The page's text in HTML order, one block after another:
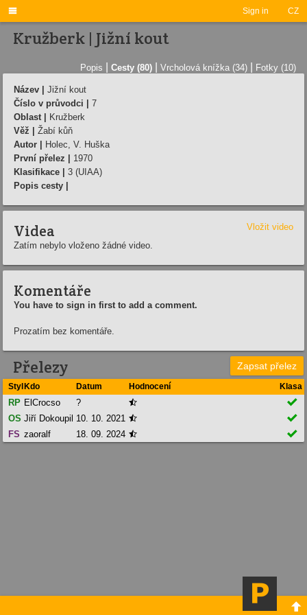
Sign in CZ

Kružberk | Jižní kout
Popis Cesty (80) Vrcholová knížka (34) Fotky (10)
Název |
Jižní kout
Číslo v průvodci |
7
Oblast |
Kružberk
Věž |
Žabí kůň
Autor |
Holec, V. Huška
První přelez |
1970
Klasifikace |
3 (UIAA)
Popis cesty |
Videa
Vložit video
Zatím nebylo vloženo žádné video.
Komentáře
You have to sign in first to add a comment.
Prozatím bez komentáře.
Přelezy Zapsat přelez
StylKdo Datum Hodnocení Klasa
RP ElCrocso ? 

OS Jiří Dokoupil 10. 10. 2021 

FS zaoralf 18. 09. 2024  
